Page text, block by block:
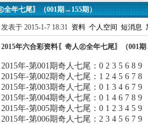
年七尾〗（001期→155期）
发表于 2015-1-7 18:31 资料 个人空间 短消息
2015年六合彩资料〖奇人㊣全年七尾〗（001
2015年-第001期奇人七尾：0 2 3 5 6 8 9
2015年-第002期奇人七尾：1 2 4 5 6 7 8
2015年-第003期奇人七尾：0 1 3 4 6 7 9
2015年-第004期奇人七尾：0 1 4 6 7 8 9
2015年-第005期奇人七尾：0 1 2 3 4 5 9
2015年-第006期奇人七尾：2 3 4 5 6 7 9